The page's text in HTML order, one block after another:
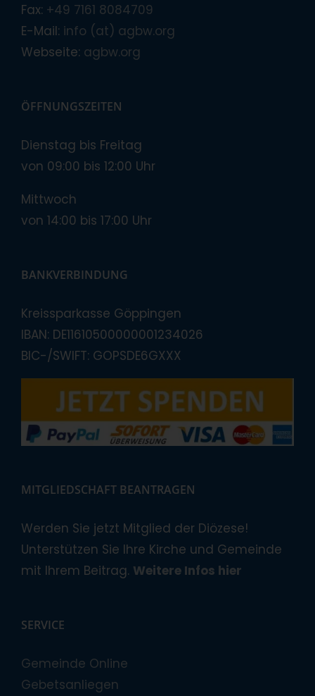
Fax: +49 7161 8084709
E-Mail: info (at) agbw.org
Webseite: agbw.org
ÖFFNUNGSZEITEN
Dienstag bis Freitag
von 09:00 bis 12:00 Uhr
Mittwoch
von 14:00 bis 17:00 Uhr
BANKVERBINDUNG
Kreissparkasse Göppingen
IBAN: DE11610500000001234026
BIC-/SWIFT: GOPSDE6GXXX
MITGLIEDSCHAFT BEANTRAGEN
Werden Sie jetzt Mitglied der Diözese!
Unterstützen Sie Ihre Kirche und Gemeinde
mit Ihrem Beitrag. Weitere Infos hier
SERVICE
Gemeinde Online
Gebetsanliegen